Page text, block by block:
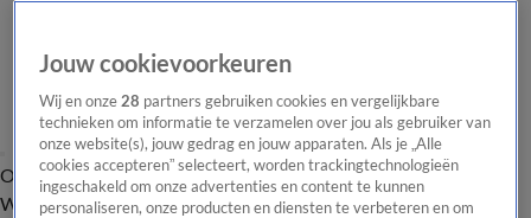
Overzicht Onze programma's Uitzendingen Onze gezichten
In de
WandelgangenInterviewsUitzending
Jouw cookievoorkeuren
Wij en onze28 partners gebruiken cookies en vergelijkbare
technieken om informatie te verzamelen over jou als gebruiker van
onze website(s), jouw gedrag en jouw apparaten. Als je „Alle
cookies accepteren” selecteert, worden trackingtechnologieën
ingeschakeld om onze advertenties en content te kunnen
personaliseren, onze producten en diensten te verbeteren en om